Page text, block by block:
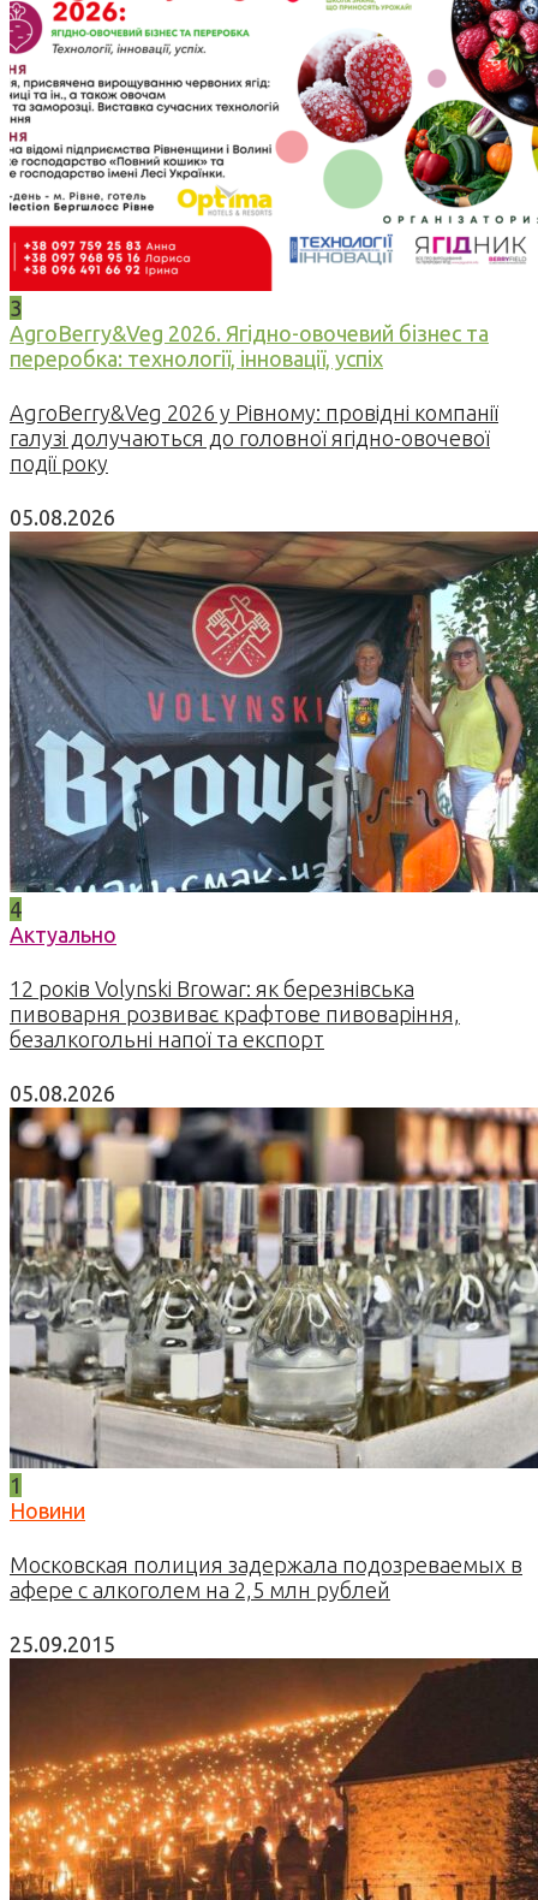
3
AgroBerry&Veg 2026. Ягідно-овочевий бізнес та
переробка: технології, інновації, успіх
AgroBerry&Veg 2026 у Рівному: провідні компанії
галузі долучаються до головної ягідно-овочевої
події року
05.08.2026
4
Актуально
12 років Volynski Browar: як березнівська
пивоварня розвиває крафтове пивоваріння,
безалкогольні напої та експорт
05.08.2026
1
Новини
Московская полиция задержала подозреваемых в
афере с алкоголем на 2,5 млн рублей
25.09.2015